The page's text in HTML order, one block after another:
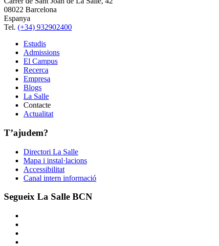
08022 Barcelona
Espanya
Tel. (+34) 932902400
Estudis
Admissions
El Campus
Recerca
Empresa
Blogs
La Salle
Contacte
Actualitat
T’ajudem?
Directori La Salle
Mapa i instal·lacions
Accessibilitat
Canal intern informació
Segueix La Salle BCN